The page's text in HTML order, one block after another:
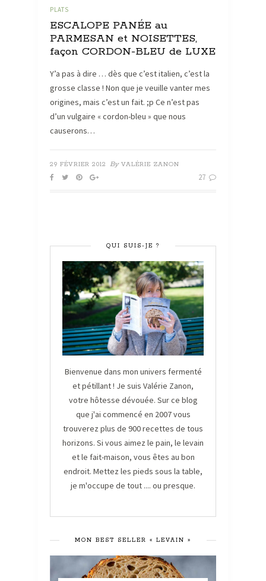
PLATS
ESCALOPE PANÉE au
PARMESAN et NOISETTES,
façon CORDON-BLEU de LUXE
Y’a pas à dire … dès que c’est italien, c’est la
grosse classe ! Non que je veuille vanter mes
origines, mais c’est un fait. ;p Ce n’est pas
d’un vulgaire « cordon-bleu » que nous
causerons…
29 FÉVRIER 2012 By VALÉRIE ZANON
27
QUI SUIS-JE ?
Bienvenue dans mon univers fermenté
et pétillant ! Je suis Valérie Zanon,
votre hôtesse dévouée. Sur ce blog
que j'ai commencé en 2007 vous
trouverez plus de 900 recettes de tous
horizons. Si vous aimez le pain, le levain
et le fait-maison, vous êtes au bon
endroit. Mettez les pieds sous la table,
je m'occupe de tout .... ou presque.
MON BEST SELLER « LEVAIN »